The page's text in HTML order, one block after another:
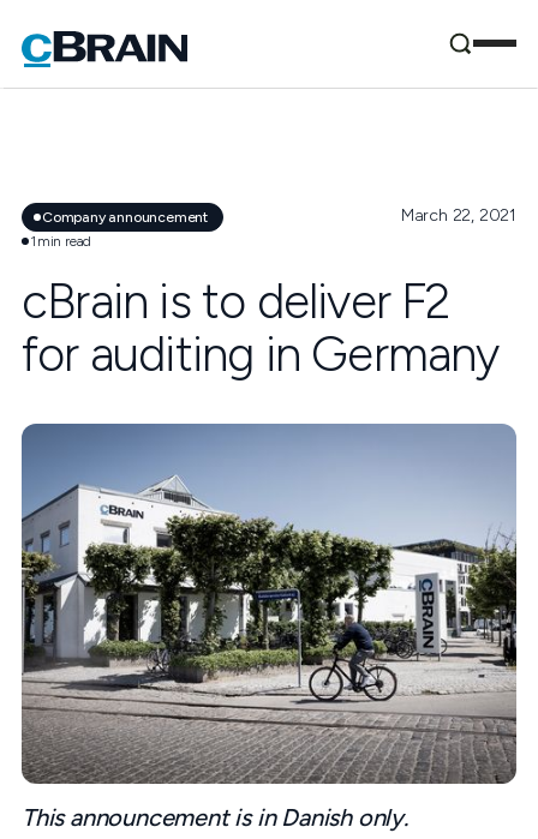
Company announcement
1 min read
March 22, 2021
cBrain is to deliver F2
for auditing in Germany
This announcement is in Danish only.